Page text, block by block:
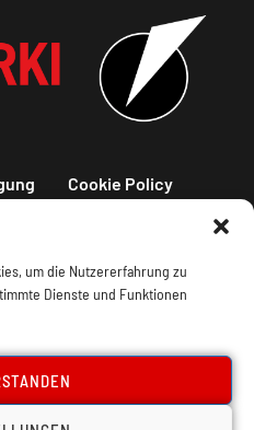
um die Nutzererfahrung zu
Dienste und Funktionen
Cookie Policy